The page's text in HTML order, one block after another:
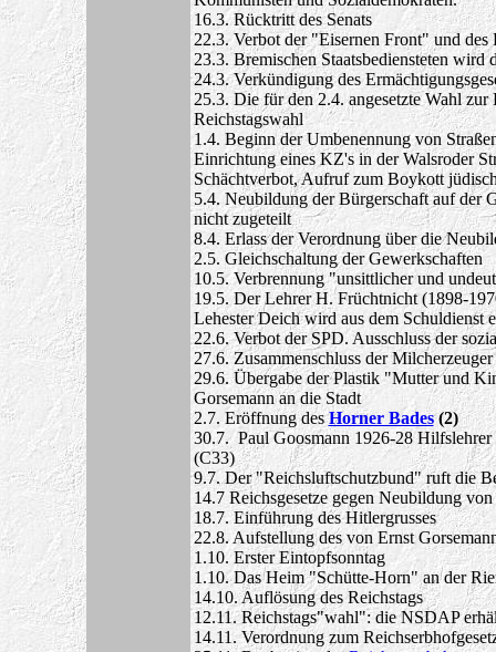
16.3. Rücktritt des Senats
22.3. Verbot der "Eisernen Front" und des
23.3. Bremischen Staatsbediensteten
24.3. Verkündigung des
25.3. Die für den 2.4. angesetzte Wahl
Reichstagswahl
1.4. Beginn der Umbenennung von
Einrichtung eines KZ's in der Walsroder
Schächtverbot, Aufruf zum Boykott
5.4. Neubildung der Bürgerschaft auf der
nicht zugeteilt
8.4. Erlass der Verordnung über die
2.5. Gleichschaltung der Gewerkschaften
10.5. Verbrennung "unsittlicher und
19.5. Der Lehrer H. Früchtnicht (1898-
Lehester Deich wird aus dem Schuldienst
22.6. Verbot der SPD. Ausschluss der
27.6. Zusammenschluss der
29.6. Übergabe der Plastik "Mutter und
Gorsemann an die Stadt
2.7. Eröffnung desHorner Bades (2)
30.7. Paul Goosmann 1926-28 Hilfslehrer
(C33)
9.7. Der "Reichsluftschutzbund" ruft die
14.7 Reichsgesetze gegen Neubildung
18.7. Einführung des Hitlergrusses
22.8. Aufstellung des von Ernst
1.10. Erster Eintopfsonntag
1.10. Das Heim "Schütte-Horn" an der
14.10. Auflösung des Reichstags
12.11. Reichstags"wahl": die NSDAP
14.11. Verordnung zum